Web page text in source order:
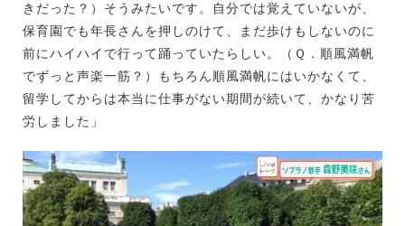
きだった？）そうみたいです。自分では覚えていないが、
保育園でも年長さんを押しのけて、まだ歩けもしないのに
前にハイハイで行って踊っていたらしい。（Ｑ．順風満帆
でずっと声楽一筋？）もちろん順風満帆にはいかなくて、
留学してからは本当に仕事がない期間が続いて、かなり苦
労しました」